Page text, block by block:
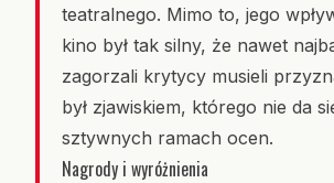
teatralnego. Mimo to, jego
kino był tak silny, że nawet
zagorzali krytycy musieli
był zjawiskiem, którego nie da
sztywnych ramach ocen.
Nagrody i wyróżnienia